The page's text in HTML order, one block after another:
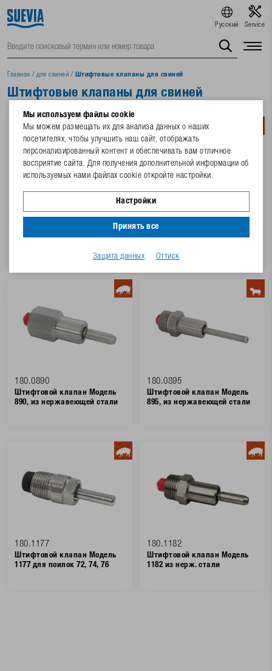
Русский Service
Главная / для свиней / Штифтовые клапаны для свиней
Штифтовые клапаны для свиней
180.0550
Штифтовой клапан Модель
550, из латуни
180.0559
Штифтовой клапан Модель
559, из нержавеющей стали
180.0890
Штифтовой клапан Модель
890, из нержавеющей стали
180.0895
Штифтовой клапан Модель
895, из нержавеющей стали
180.1177
Штифтовой клапан Модель
1177 для поилок 72, 74, 76
180.1182
Штифтовой клапан Модель
1182 из нерж. стали
Мы используем файлы cookie
Мы можем размещать их для анализа данных о наших
посетителях, чтобы улучшить наш сайт, отображать
персонализированный контент и обеспечивать вам отличное
восприятие сайта. Для получения дополнительной информации об
используемых нами файлах cookie откройте настройки.
Настройки
Принять все
Защита данных Оттиск